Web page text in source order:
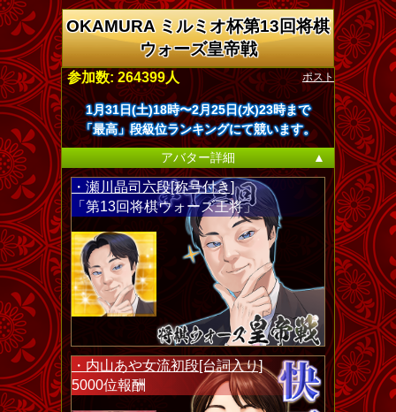
OKAMURA ミルミオ杯第13回将棋
ウォーズ皇帝戦
ポスト
参加数: 264399人
1月31日(土)18時〜2月25日(水)23時まで
「最高」段級位ランキングにて競います。
アバター詳細
▲
・瀬川晶司六段[称号付き]
「第13回将棋ウォーズ王将」
・内山あや女流初段[台詞入り]
5000位報酬